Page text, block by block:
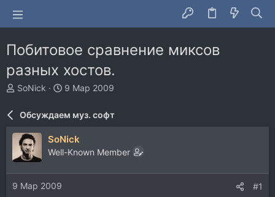
Побитовое сравнение миксов
разных хостов.
А
т
р
т
е
SoNick
Д
н
а
ч
9 Мар 2009
Обсуждаем муз. софт
SoNick
Well-Known Member
9 Мар 2009 #1